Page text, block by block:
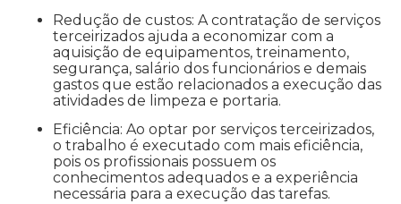
Redução de custos: A contratação de serviços
terceirizados ajuda a economizar com a
aquisição de equipamentos, treinamento,
segurança, salário dos funcionários e demais
gastos que estão relacionados a execução das
atividades de limpeza e portaria.
Eficiência: Ao optar por serviços terceirizados,
o trabalho é executado com mais eficiência,
pois os profissionais possuem os
conhecimentos adequados e a experiência
necessária para a execução das tarefas.